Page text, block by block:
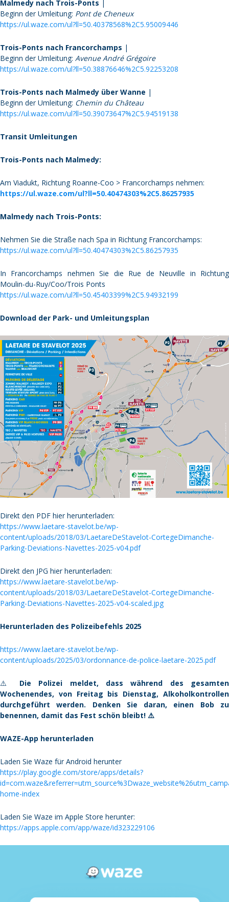
Malmedy nach Trois-Ponts
Beginn der Umleitung: Pont de Cheneux
https://ul.waze.com/ul?ll=50.40378568%2C5.95009446
Trois-Ponts nach Francorchamps |
Beginn der Umleitung: Avenue André Grégoire
https://ul.waze.com/ul?ll=50.38876646%2C5.92253208
Trois-Ponts nach Malmedy über Wanne |
Beginn der Umleitung: Chemin du Château
https://ul.waze.com/ul?ll=50.39073647%2C5.94519138
Transit Umleitungen
Trois-Ponts nach Malmedy:
Am Viadukt, Richtung Roanne-Coo > Francorchamps nehmen:
https://ul.waze.com/ul?ll=50.40474303%2C5.86257935
Malmedy nach Trois-Ponts:
Nehmen Sie die Straße nach Spa in Richtung Francorchamps:
https://ul.waze.com/ul?ll=50.40474303%2C5.86257935
In Francorchamps nehmen Sie die Rue de Neuville in Richtung
Moulin-du-Ruy/Coo/Trois Ponts
https://ul.waze.com/ul?ll=50.45403399%2C5.94932199
Download der Park- und Umleitungsplan
Direkt den PDF hier herunterladen:
https://www.laetare-stavelot.be/wp-
content/uploads/2018/03/LaetareDeStavelot-CortegeDimanche-
Parking-Deviations-Navettes-2025-v04.pdf
Direkt den JPG hier herunterladen:
https://www.laetare-stavelot.be/wp-
content/uploads/2018/03/LaetareDeStavelot-CortegeDimanche-
Parking-Deviations-Navettes-2025-v04-scaled.jpg
Herunterladen des Polizeibefehls 2025
https://www.laetare-stavelot.be/wp-
content/uploads/2025/03/ordonnance-de-police-laetare-2025.pdf
⚠️ Die Polizei meldet, dass während des gesamten
Wochenendes, von Freitag bis Dienstag, Alkoholkontrollen
durchgeführt werden. Denken Sie daran, einen Bob zu
benennen, damit das Fest schön bleibt! ⚠️
WAZE-App herunterladen
Laden Sie Waze für Android herunter
https://play.google.com/store/apps/details?
home-index
Laden Sie Waze im Apple Store herunter:
https://apps.apple.com/app/waze/id323229106